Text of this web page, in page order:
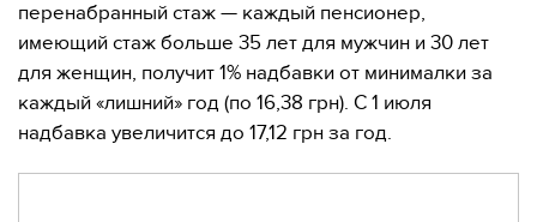
перенабранный стаж — каждый пенсионер,
имеющий стаж больше 35 лет для мужчин и 30 лет
для женщин, получит 1% надбавки от минималки за
каждый «лишний» год (по 16,38 грн). С 1 июля
надбавка увеличится до 17,12 грн за год.